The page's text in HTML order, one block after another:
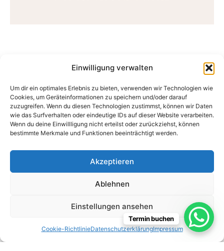
Einwilligung verwalten
Um dir ein optimales Erlebnis zu bieten, verwenden wir Technologien wie
Cookies, um Geräteinformationen zu speichern und/oder darauf
zuzugreifen. Wenn du diesen Technologien zustimmst, können wir Daten
wie das Surfverhalten oder eindeutige IDs auf dieser Website verarbeiten.
Wenn du deine Einwillligung nicht erteilst oder zurückziehst, können
bestimmte Merkmale und Funktionen beeinträchtigt werden.
Akzeptieren
Ablehnen
Einstellungen ansehen
Cookie-RichtlinieDatenschutzerklärungImpressum
Termin für
Impressum
Ausfallhonorar
Datenschutzerklärung
Copyright © 2026 Praxis für Ästhetik & Kosmetikstudio Living
Termin buchen